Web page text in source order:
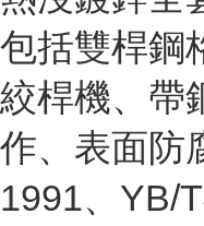
包括雙桿鋼
絞桿機、帶
作、表面防
1991、YB/